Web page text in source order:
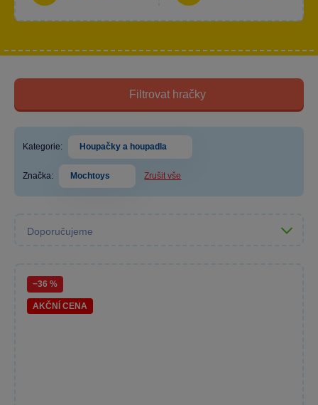
Filtrovat hračky
Kategorie: Houpačky a houpadla
Značka: Mochtoys Zrušit vše
−36 %
AKČNÍ CENA